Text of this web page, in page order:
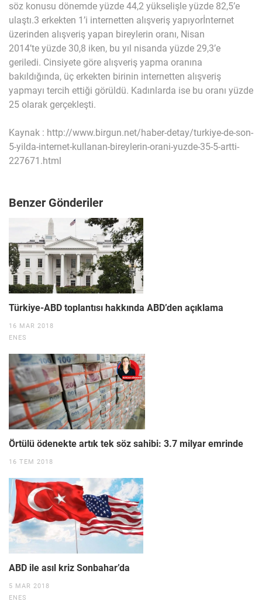
söz konusu dönemde yüzde 44,2 yükselişle yüzde 82,5’e
ulaştı.3 erkekten 1’i internetten alışveriş yapıyorİnternet
üzerinden alışveriş yapan bireylerin oranı, Nisan
2014’te yüzde 30,8 iken, bu yıl nisanda yüzde 29,3’e
geriledi. Cinsiyete göre alışveriş yapma oranına
bakıldığında, üç erkekten birinin internetten alışveriş
yapmayı tercih ettiği görüldü. Kadınlarda ise bu oranı yüzde
25 olarak gerçekleşti.
Kaynak : http://www.birgun.net/haber-detay/turkiye-de-son-
5-yilda-internet-kullanan-bireylerin-orani-yuzde-35-5-artti-
227671.html
Benzer Gönderiler
Türkiye-ABD toplantısı hakkında ABD’den açıklama
16 MAR 2018
ENES
Örtülü ödenekte artık tek söz sahibi: 3.7 milyar emrinde
16 TEM 2018
ABD ile asıl kriz Sonbahar’da
5 MAR 2018
ENES